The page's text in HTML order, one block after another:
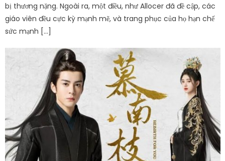
bị thương nặng. Ngoài ra, một điều, như Allocer đã đề cập, các
giáo viên đều cực kỳ mạnh mẽ, và trang phục của họ hạn chế
sức mạnh […]